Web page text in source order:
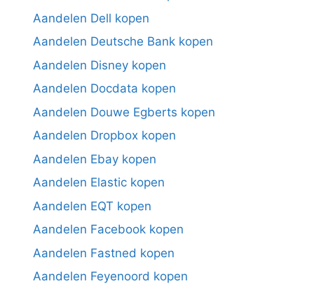
Aandelen Dell kopen
Aandelen Deutsche Bank kopen
Aandelen Disney kopen
Aandelen Docdata kopen
Aandelen Douwe Egberts kopen
Aandelen Dropbox kopen
Aandelen Ebay kopen
Aandelen Elastic kopen
Aandelen EQT kopen
Aandelen Facebook kopen
Aandelen Fastned kopen
Aandelen Feyenoord kopen